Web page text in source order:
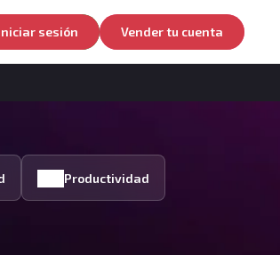
sesión Vender tu cuenta
Productividad